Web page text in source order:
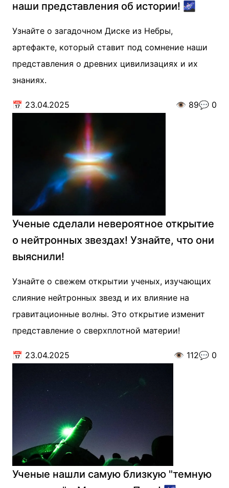
наши представления об истории! 🌌
Узнайте о загадочном Диске из Небры,
артефакте, который ставит под сомнение наши
представления о древних цивилизациях и их
знаниях.
📅 23.04.2025 👁️ 89💬 0
Ученые сделали невероятное открытие
о нейтронных звездах! Узнайте, что они
выяснили!
Узнайте о свежем открытии ученых, изучающих
слияние нейтронных звезд и их влияние на
гравитационные волны. Это открытие изменит
представление о сверхплотной материи!
📅 23.04.2025 👁️ 112💬 0
Ученые нашли самую близкую "темную